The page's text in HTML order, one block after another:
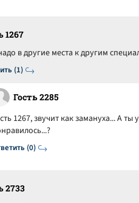
1267
(1)
в другие места к другим
Гость 2285
(0)
1267, звучит как замануха... А
2733